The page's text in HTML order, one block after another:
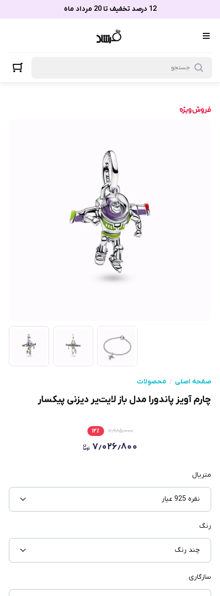
12 درصد تخفیف تا 20 مرداد ماه
صفحه اصلی محصولات
چارم آویز پاندورا مدل باز لایت‌یر دیزنی پیکسار
۷٫۹۸۵٫۰۰۰ ۱۲٪
۷٫۰۲۶٫۸۰۰
متریال
نقره 925 عیار
رنگ
چند رنگ
سازگاری